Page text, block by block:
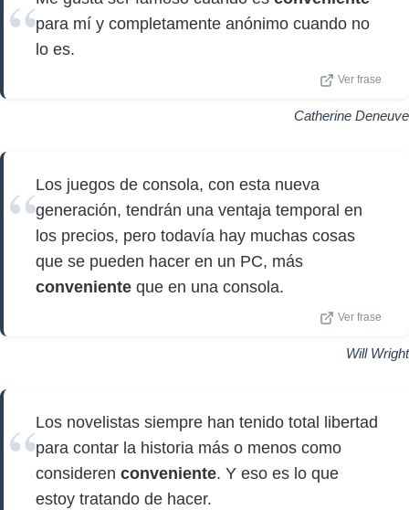
para mí y completamente anónimo cuando no
lo es.
Ver frase
Catherine Deneuve
Los juegos de consola, con esta nueva
generación, tendrán una ventaja temporal en
los precios, pero todavía hay muchas cosas
que se pueden hacer en un PC, más
conveniente que en una consola.
Ver frase
Will Wright
Los novelistas siempre han tenido total libertad
para contar la historia más o menos como
consideren conveniente. Y eso es lo que
estoy tratando de hacer.